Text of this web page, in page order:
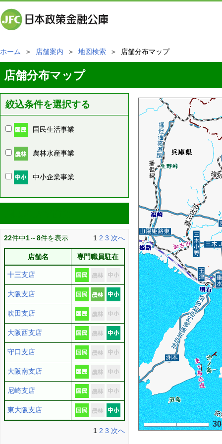
ホーム ＞ 店舗案内 ＞ 地図検索 ＞ 店舗分布マップ
店舗分布マップ
絞込条件を選択する
国民生活事業
農林水産事業
中小企業事業
22件中1～8件を表示 1 2 3 次へ
店舗名 専門職員駐在
十三支店
大阪支店
吹田支店
大阪西支店
守口支店
大阪南支店
尼崎支店
東大阪支店
1 2 3 次へ